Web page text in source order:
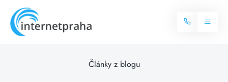
content
Toggle
Články z blogu